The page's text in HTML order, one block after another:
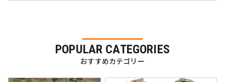
POPULAR CATEGORIES
おすすめカテゴリー